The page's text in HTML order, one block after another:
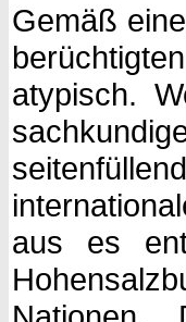
Gemäß
atypisch.
aus es